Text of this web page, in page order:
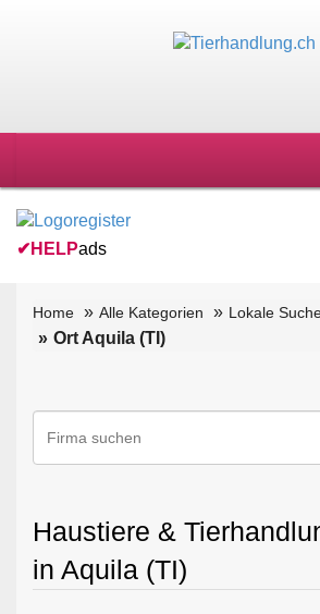
✔ HELPads
Home Alle Kategorien Lokale
Ort Aquila (TI)
Haustiere &
in Aquila (TI)